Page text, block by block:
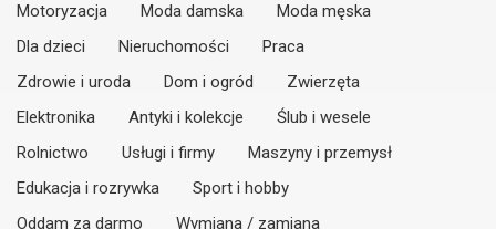
Motoryzacja Moda damska
Moda męska
Dla dzieci
Nieruchomości
Praca
Zdrowie i uroda
Dom i ogród
Zwierzęta
Elektronika
Antyki i kolekcje
Ślub i wesele
Rolnictwo
Usługi i firmy
Maszyny i przemysł
Edukacja i rozrywka
Sport i hobby
Oddam za darmo
Wymiana / zamiana